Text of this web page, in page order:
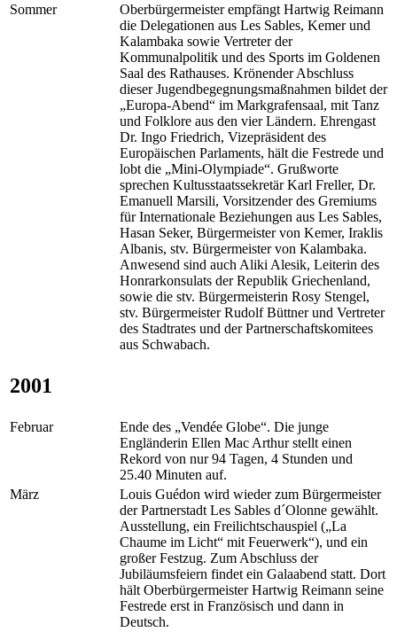
Sommer
Oberbürgermeister empfängt Hartwig Reimann
die Delegationen aus Les Sables, Kemer und
Kalambaka sowie Vertreter der
Kommunalpolitik und des Sports im Goldenen
Saal des Rathauses. Krönender Abschluss
dieser Jugendbegegnungsmaßnahmen bildet der
„Europa-Abend“ im Markgrafensaal, mit Tanz
und Folklore aus den vier Ländern. Ehrengast
Dr. Ingo Friedrich, Vizepräsident des
Europäischen Parlaments, hält die Festrede und
lobt die „Mini-Olympiade“. Grußworte
sprechen Kultusstaatssekretär Karl Freller, Dr.
Emanuell Marsili, Vorsitzender des Gremiums
für Internationale Beziehungen aus Les Sables,
Hasan Seker, Bürgermeister von Kemer, Iraklis
Albanis, stv. Bürgermeister von Kalambaka.
Anwesend sind auch Aliki Alesik, Leiterin des
Honrarkonsulats der Republik Griechenland,
sowie die stv. Bürgermeisterin Rosy Stengel,
stv. Bürgermeister Rudolf Büttner und Vertreter
des Stadtrates und der Partnerschaftskomitees
aus Schwabach.
2001
Februar
Ende des „Vendée Globe“. Die junge
Engländerin Ellen Mac Arthur stellt einen
Rekord von nur 94 Tagen, 4 Stunden und
25.40 Minuten auf.
März
Louis Guédon wird wieder zum Bürgermeister
der Partnerstadt Les Sables d´Olonne gewählt.
Ausstellung, ein Freilichtschauspiel („La
Chaume im Licht“ mit Feuerwerk“), und ein
großer Festzug. Zum Abschluss der
Jubiläumsfeiern findet ein Galaabend statt. Dort
hält Oberbürgermeister Hartwig Reimann seine
Festrede erst in Französisch und dann in
Deutsch.